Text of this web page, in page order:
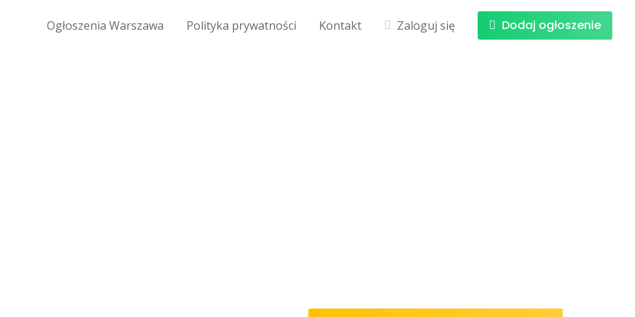
Ogłoszenia Warszawa Polityka prywatności Kontakt Zaloguj się Dodaj ogłoszenie